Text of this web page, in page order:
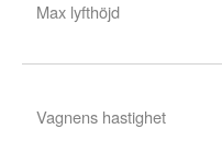
Max lyfthöjd
Vagnens hastighet